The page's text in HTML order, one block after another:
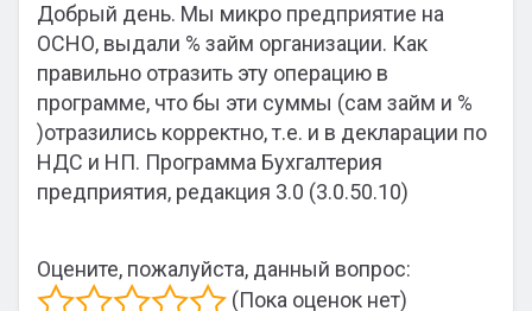
Добрый день. Мы микро предприятие на
ОСНО, выдали % займ организации. Как
правильно отразить эту операцию в
программе, что бы эти суммы (сам займ и %
)отразились корректно, т.е. и в декларации по
НДС и НП. Программа Бухгалтерия
предприятия, редакция 3.0 (3.0.50.10)
Оцените, пожалуйста, данный вопрос:
(Пока оценок нет)